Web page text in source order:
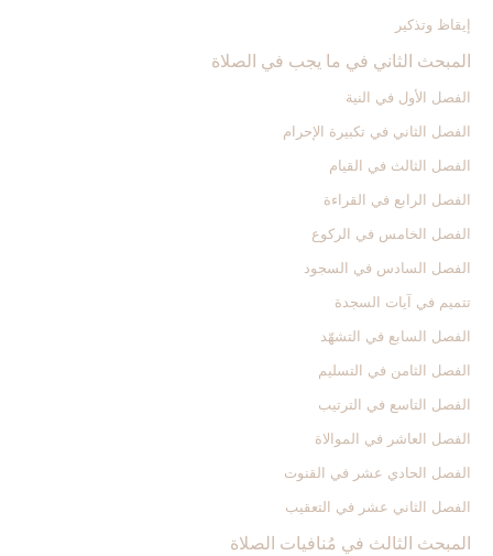
إيقاظ وتذكير
المبحث الثاني في ما يجب في الصلاة
الفصل الأول في النية
الفصل الثاني في تكبيرة الإحرام
الفصل الثالث في القيام
الفصل الرابع في القراءة
الفصل الخامس في الركوع
الفصل السادس في السجود
تتميم في آيات السجدة
الفصل السابع في التشهّد
الفصل الثامن في التسليم
الفصل التاسع في الترتيب
الفصل العاشر في الموالاة
الفصل الحادي عشر في القنوت
الفصل الثاني عشر في التعقيب
المبحث الثالث في مُنافيات الصلاة